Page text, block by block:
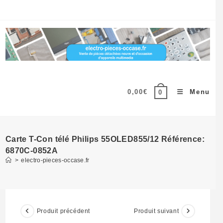
content
0,00€ 0 Menu
Carte T-Con télé Philips 55OLED855/12 Référence:
6870C-0852A
> electro-pieces-occase.fr
Produit précédent Produit suivant